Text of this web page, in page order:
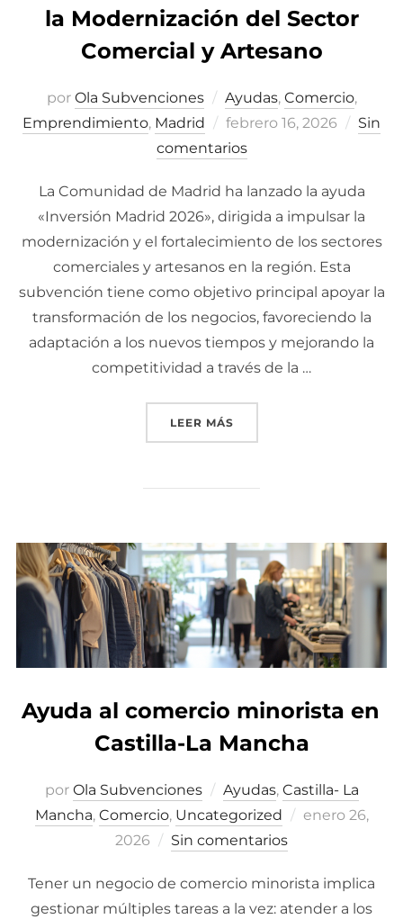
la Modernización del Sector
Comercial y Artesano
por Ola Subvenciones Ayudas, Comercio,
Emprendimiento, Madrid
Publicado
el
febrero 16, 2026
Sin
comentarios
La Comunidad de Madrid ha lanzado la ayuda
«Inversión Madrid 2026», dirigida a impulsar la
modernización y el fortalecimiento de los sectores
comerciales y artesanos en la región. Esta
subvención tiene como objetivo principal apoyar la
transformación de los negocios, favoreciendo la
adaptación a los nuevos tiempos y mejorando la
competitividad a través de la …
LEER MÁS
Ayuda al comercio minorista en
Castilla-La Mancha
por Ola Subvenciones Ayudas, Castilla- La
Mancha, Comercio, Uncategorized
Publicado
enero 26,
2026
Sin comentarios
Tener un negocio de comercio minorista implica
gestionar múltiples tareas a la vez: atender a los